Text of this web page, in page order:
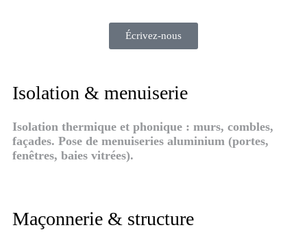
Maçonnerie & structure
Isolation & menuiserie
Isolation thermique et phonique : murs, combles,
façades. Pose de menuiseries aluminium (portes,
fenêtres, baies vitrées).
Écrivez-nous